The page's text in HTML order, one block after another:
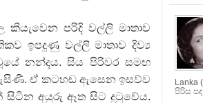
කියැවෙන පරිදි වල්ලි මාතාව
ඉපදුණු වල්ලි මාතාව දිව්‍ය
නන්දය. සිය පිරිවර සමඟ
ඇසිණි. ඒ කටහඬ ඇසෙන ඉසව්ව
සිටින අයුරු ඈත සිට දුටුවේය.
පිරිස